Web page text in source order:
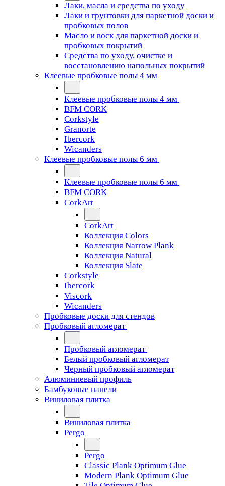
Лаки, масла и средства по уходу
Лаки и грунтовки для паркетной доски и
пробковых полов
Масло и воск для паркетной доски и
пробковых покрытий
Средства по уходу, очистке и
восстановлению напольных покрытий
Клеевые пробковые полы 4 мм
Клеевые пробковые полы 4 мм
BFM CORK
Corkstyle
Granorte
Ibercork
Wicanders
Клеевые пробковые полы 6 мм
Клеевые пробковые полы 6 мм
BFM CORK
CorkArt
CorkArt
Коллекция Colors
Коллекция Narrow Plank
Коллекция Natural
Коллекция Slate
Corkstyle
Ibercork
Viscork
Wicanders
Пробковые доски для стендов
Пробковый агломерат
Пробковый агломерат
Белый пробковый агломерат
Черный пробковый агломерат
Алюминиевый профиль
Бамбуковые панели
Виниловая плитка
Виниловая плитка
Pergo
Pergo
Classic Plank Optimum Glue
Modern Plank Optimum Glue